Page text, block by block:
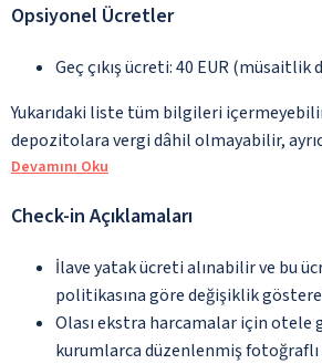
Opsiyonel Ücretler
Geç çıkış ücreti: 40 EUR (müsaitlik
Yukarıdaki liste tüm bilgileri
depozitolara vergi dâhil olmayabilir,
Devamını Oku
Check-in Açıklamaları
İlave yatak ücreti alınabilir ve bu
politikasına göre değişiklik
Olası ekstra harcamalar için otele
kurumlarca düzenlenmiş